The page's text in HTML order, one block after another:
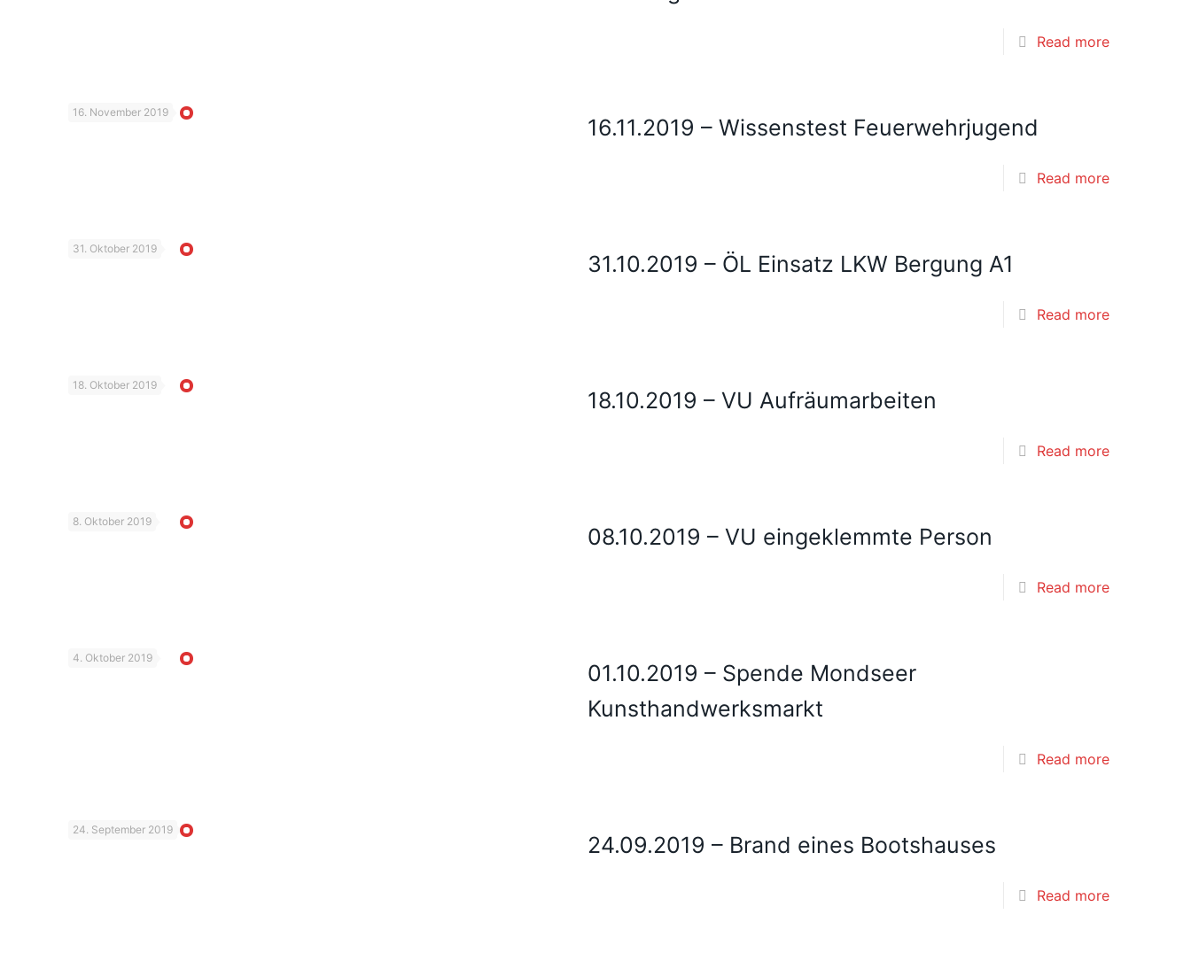
Read more
16. November 2019
16.11.2019 – Wissenstest Feuerwehrjugend
Read more
31. Oktober 2019
31.10.2019 – ÖL Einsatz LKW Bergung A1
Read more
18. Oktober 2019
18.10.2019 – VU Aufräumarbeiten
Read more
8. Oktober 2019
08.10.2019 – VU eingeklemmte Person
Read more
4. Oktober 2019
01.10.2019 – Spende Mondseer
Kunsthandwerksmarkt
Read more
24. September 2019
24.09.2019 – Brand eines Bootshauses
Read more